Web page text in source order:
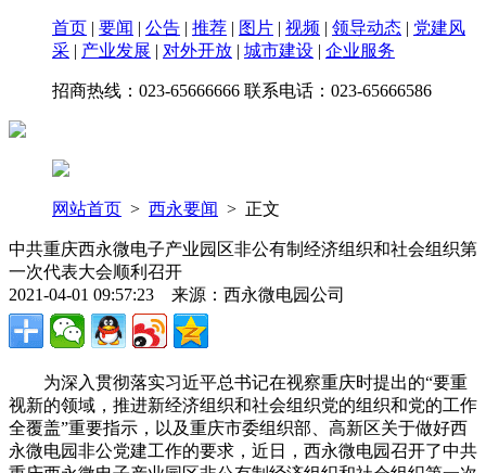
首页 | 要闻 | 公告 | 推荐 | 图片 | 视频 | 领导动态 | 党建风
采 | 产业发展 | 对外开放 | 城市建设 | 企业服务
招商热线：023-65666666 联系电话：023-65666586
网站首页 > 西永要闻 > 正文
中共重庆西永微电子产业园区非公有制经济组织和社会组织第
一次代表大会顺利召开
2021-04-01 09:57:23 来源：西永微电园公司
为深入贯彻落实习近平总书记在视察重庆时提出的“要重
视新的领域，推进新经济组织和社会组织党的组织和党的工作
全覆盖”重要指示，以及重庆市委组织部、高新区关于做好西
永微电园非公党建工作的要求，近日，西永微电园召开了中共